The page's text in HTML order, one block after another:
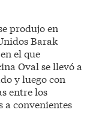
produjo en
Barak
el que
Oval se llevó a
y luego con
entre los
a convenientes